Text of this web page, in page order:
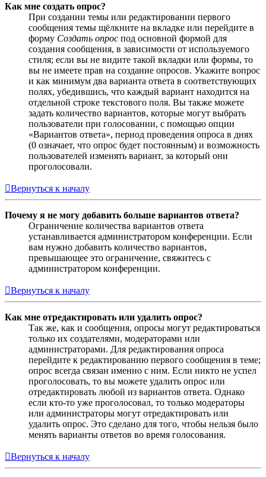
Как мне создать опрос?
При создании темы или редактировании первого
сообщения темы щёлкните на вкладке или перейдите в
форму Создать опрос под основной формой для
создания сообщения, в зависимости от используемого
стиля; если вы не видите такой вкладки или формы, то
вы не имеете прав на создание опросов. Укажите вопрос
и как минимум два варианта ответа в соответствующих
полях, убедившись, что каждый вариант находится на
отдельной строке текстового поля. Вы также можете
задать количество вариантов, которые могут выбрать
пользователи при голосовании, с помощью опции
«Вариантов ответа», период проведения опроса в днях
(0 означает, что опрос будет постоянным) и возможность
пользователей изменять вариант, за который они
проголосовали.
Вернуться к началу
Почему я не могу добавить больше вариантов ответа?
Ограничение количества вариантов ответа
устанавливается администратором конференции. Если
вам нужно добавить количество вариантов,
превышающее это ограничение, свяжитесь с
администратором конференции.
Вернуться к началу
Как мне отредактировать или удалить опрос?
Так же, как и сообщения, опросы могут редактироваться
только их создателями, модераторами или
администраторами. Для редактирования опроса
перейдите к редактированию первого сообщения в теме;
опрос всегда связан именно с ним. Если никто не успел
проголосовать, то вы можете удалить опрос или
отредактировать любой из вариантов ответа. Однако
если кто-то уже проголосовал, то только модераторы
или администраторы могут отредактировать или
удалить опрос. Это сделано для того, чтобы нельзя было
менять варианты ответов во время голосования.
Вернуться к началу